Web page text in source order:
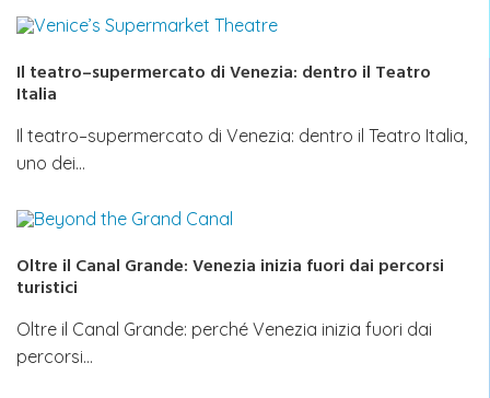
Il teatro–supermercato di Venezia: dentro il Teatro
Italia
Il teatro–supermercato di Venezia: dentro il Teatro Italia,
uno dei…
Oltre il Canal Grande: Venezia inizia fuori dai percorsi
turistici
Oltre il Canal Grande: perché Venezia inizia fuori dai
percorsi…